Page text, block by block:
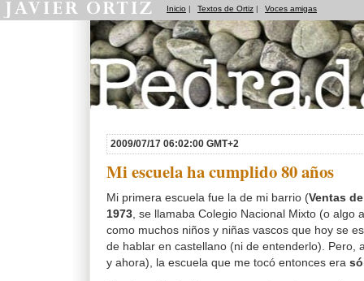
Inicio | Textos de Ortiz | Voces amigas
2009/07/17 06:02:00 GMT+2
Mi escuela ha cumplido 80 años
Mi primera escuela fue la de mi barrio (Ventas
1973 , se llamaba Colegio Nacional Mixto (o algo
como muchos niños y niñas vascos que hoy se
de hablar en castellano (ni de entenderlo). Pero,
y ahora), la escuela que me tocó entonces era